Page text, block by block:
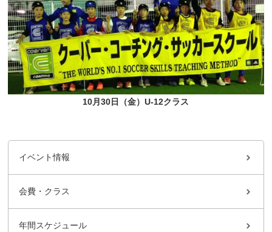
10月30日（金）U-12クラス
イベント情報
会費・クラス
年間スケジュール